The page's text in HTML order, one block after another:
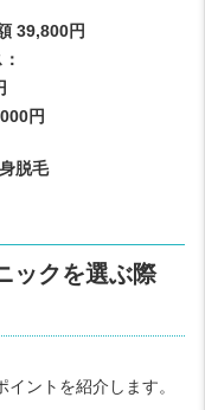
39,800円
円
脱毛
ックを選ぶ際
ントを紹介します。